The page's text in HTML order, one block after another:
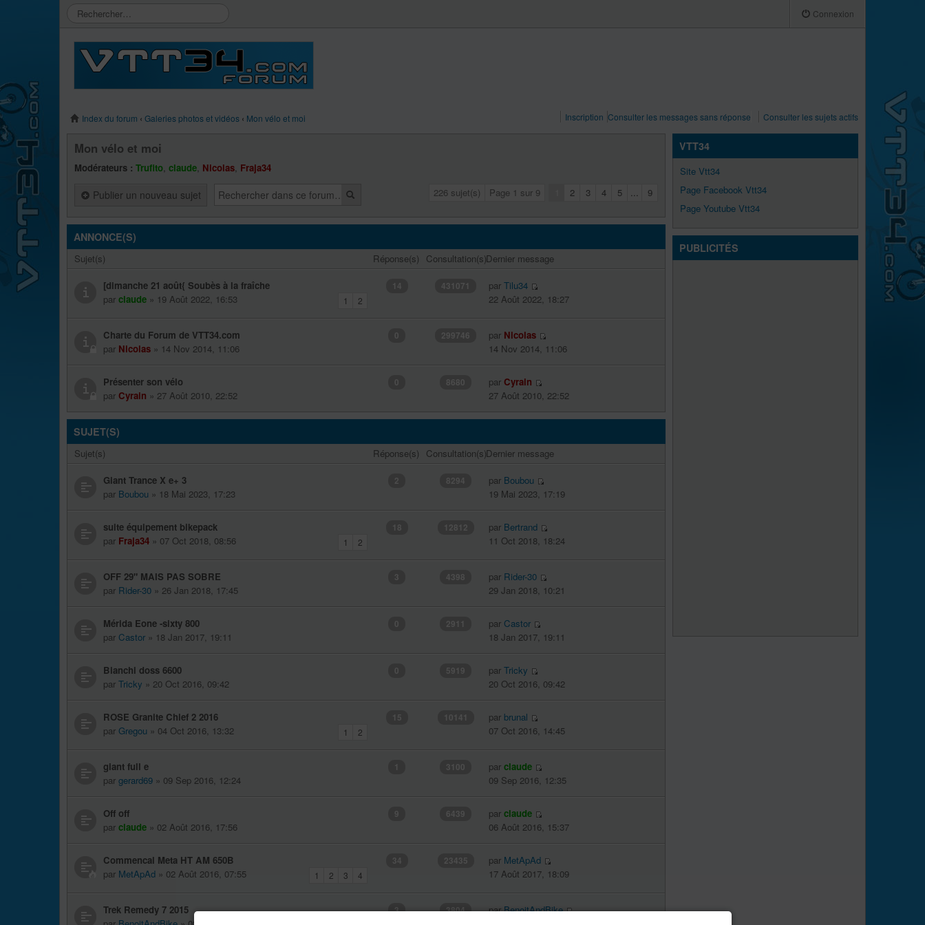
Connexion
Index du forum ‹ Galeries photos et vidéos ‹ Mon vélo et moi Inscription Consulter les messages sans réponse Consulter les sujets actifs
Mon vélo et moi
Modérateurs : Trufito, claude, Nicolas, Fraja34
Publier un nouveau sujet 226 sujet(s) Page 1 sur 9 2 3 4 5 ... 9
ANNONCE(S)
Sujet(s) Réponse(s) Consultation(s)Dernier message
[dimanche 21 août{ Soubès à la fraîche
1 2
par claude » 19 Août 2022, 16:53
14 431071 parTilu34
22 Août 2022, 18:27
Charte du Forum de VTT34.com
par Nicolas » 14 Nov 2014, 11:06
0 299746 par Nicolas
14 Nov 2014, 11:06
Présenter son vélo
par Cyrain » 27 Août 2010, 22:52
0 8680 par Cyrain
27 Août 2010, 22:52
SUJET(S)
Sujet(s) Réponse(s) Consultation(s)Dernier message
Giant Trance X e+ 3
par Boubou » 18 Mai 2023, 17:23
2 8294 par Boubou
19 Mai 2023, 17:19
suite équipement bikepack
1 2
par Fraja34 » 07 Oct 2018, 08:56
18 12812 par Bertrand
11 Oct 2018, 18:24
OFF 29" MAIS PAS SOBRE
par Rider-30 » 26 Jan 2018, 17:45
3 4398 par Rider-30
29 Jan 2018, 10:21
Mérida Eone -sixty 800
par Castor » 18 Jan 2017, 19:11
0 2911 par Castor
18 Jan 2017, 19:11
Bianchi doss 6600
par Tricky » 20 Oct 2016, 09:42
0 5919 parTricky
20 Oct 2016, 09:42
ROSE Granite Chief 2 2016
1 2
par Gregou » 04 Oct 2016, 13:32
15 10141 par brunal
07 Oct 2016, 14:45
giant full e
par gerard69 » 09 Sep 2016, 12:24
1 3100 parclaude
09 Sep 2016, 12:35
Off off
par claude » 02 Août 2016, 17:56
9 6439 parclaude
06 Août 2016, 15:37
Commencal Meta HT AM 650B
1 2 3 4
par MetApAd » 02 Août 2016, 07:55
34 23435 par MetApAd
17 Août 2017, 18:09
Trek Remedy 7 2015
3 3804 parBenoitAndBike
VTT34
Site Vtt34
Page Facebook Vtt34
Page Youtube Vtt34
PUBLICITÉS